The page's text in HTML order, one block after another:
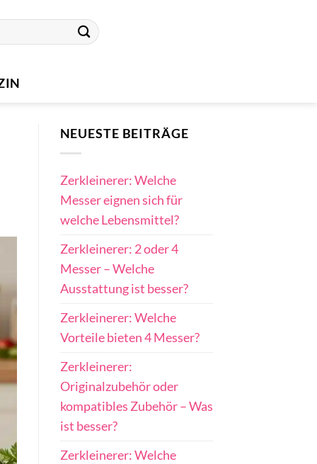
NEUESTE BEITRÄGE
Zerkleinerer: Welche
Messer eignen sich für
welche Lebensmittel?
Zerkleinerer: 2 oder 4
Messer – Welche
Ausstattung ist besser?
Zerkleinerer: Welche
Vorteile bieten 4 Messer?
Zerkleinerer:
Originalzubehör oder
kompatibles Zubehör – Was
ist besser?
Zerkleinerer: Welche